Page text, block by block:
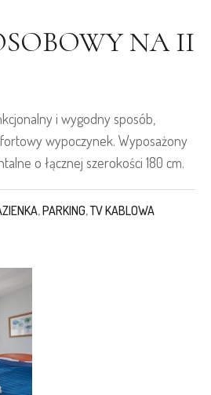
NA II
i wygodny sposób,
wypoczynek. Wyposażony
o łącznej szerokości 180 cm.
,PARKING,TV KABLOWA